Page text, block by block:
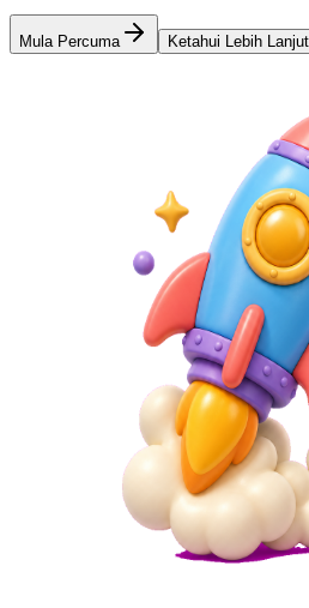
Mula Percuma Ketahui Lebih Lanjut